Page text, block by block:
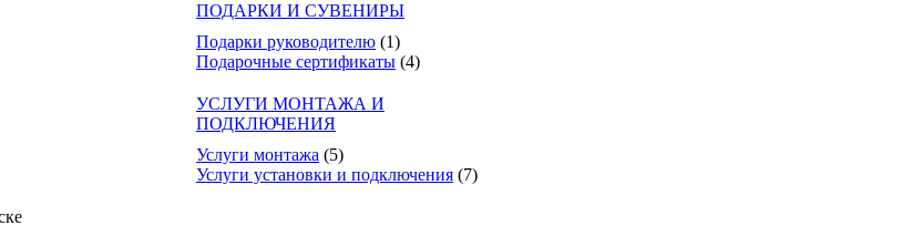
ПОДАРКИ И СУВЕНИРЫ
Подарки руководителю (1)
Подарочные сертификаты (4)
УСЛУГИ МОНТАЖА И
ПОДКЛЮЧЕНИЯ
Услуги монтажа (5)
Услуги установки и подключения (7)